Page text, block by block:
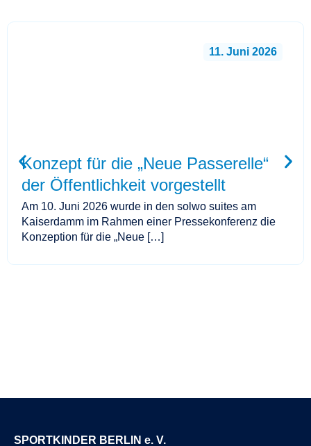
11. Juni 2026
Konzept für die „Neue Passerelle“
der Öffentlichkeit vorgestellt
Am 10. Juni 2026 wurde in den solwo suites am
Kaiserdamm im Rahmen einer Pressekonferenz die
Konzeption für die „Neue […]
SPORTKINDER BERLIN e. V.